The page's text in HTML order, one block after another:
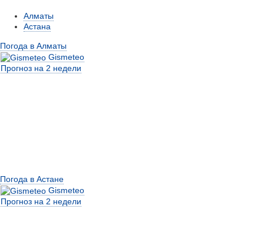
Алматы
Астана
Погода в Алматы
Gismeteo
Прогноз на 2 недели
Погода в Астане
Gismeteo
Прогноз на 2 недели